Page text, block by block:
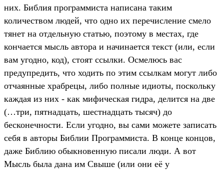
них. Библия программиста написана таким
количеством людей, что одно их перечисление смело
тянет на отдельную статью, поэтому в местах, где
кончается мысль автора и начинается текст (или, если
вам угодно, код), стоят ссылки. Осмелюсь вас
предупредить, что ходить по этим ссылкам могут либо
отчаянные храбрецы, либо полные идиоты, поскольку
каждая из них - как мифическая гидра, делится на две
(…три, пятнадцать, шестнадцать тысяч) до
бесконечности. Если угодно, вы сами можете записать
себя в авторы Библии Программиста. В конце концов,
даже Библию обыкновенную писали люди. А вот
Мысль была дана им Свыше (или они её у